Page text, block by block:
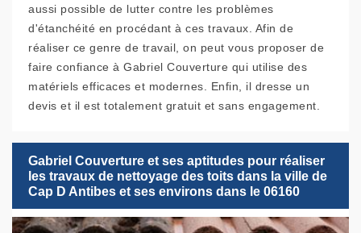
aussi possible de lutter contre les problèmes
d'étanchéité en procédant à ces travaux. Afin de
réaliser ce genre de travail, on peut vous proposer de
faire confiance à Gabriel Couverture qui utilise des
matériels efficaces et modernes. Enfin, il dresse un
devis et il est totalement gratuit et sans engagement.
Gabriel Couverture et ses aptitudes pour réaliser
les travaux de nettoyage des toits dans la ville de
Cap D Antibes et ses environs dans le 06160